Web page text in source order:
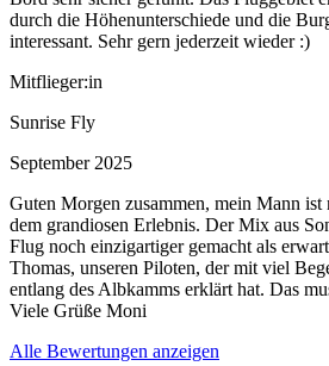
durch die Höhenunterschiede und die
interessant. Sehr gern jederzeit wieder :)
Mitflieger:in
Sunrise Fly
September 2025
Guten Morgen zusammen, mein Mann ist
dem grandiosen Erlebnis. Der Mix aus
Flug noch einzigartiger gemacht als
Thomas, unseren Piloten, der mit viel
entlang des Albkamms erklärt hat. Das
Viele Grüße Moni
Alle Bewertungen anzeigen